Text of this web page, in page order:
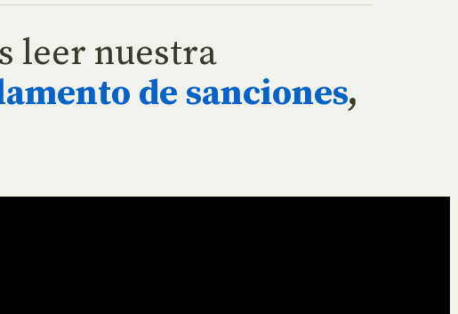
leer nuestra
de sanciones,